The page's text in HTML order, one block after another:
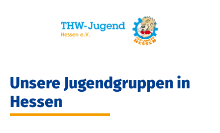
Unsere Jugendgruppen in
Hessen